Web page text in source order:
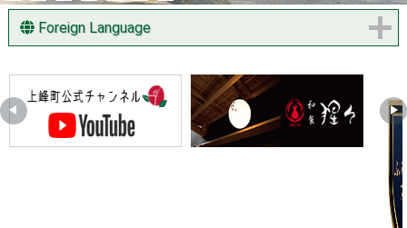
Foreign Language